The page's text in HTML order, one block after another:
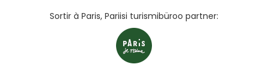
Sortir à Paris, Pariisi turismibüroo partner: